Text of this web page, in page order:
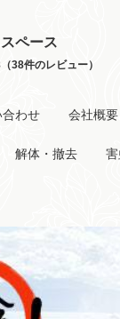
ペース
38件のレビュー）
合わせ 会社概要
解体・撤去